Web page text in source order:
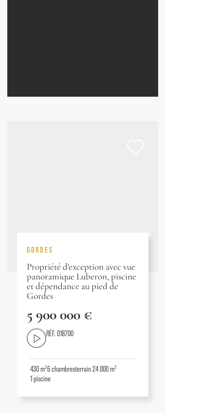
GORDES
Propriété d'exception avec vue
panoramique Luberon, piscine
et dépendance au pied de
Gordes
5 900 000 €
RÉF. 018700
430 m²6chambresterrain 24 000 m²
1piscine